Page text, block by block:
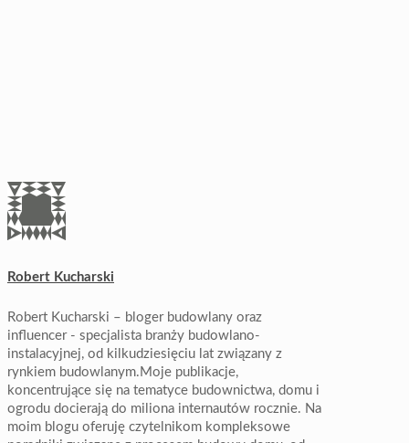
Robert Kucharski
Robert Kucharski – bloger budowlany oraz
influencer - specjalista branży budowlano-
instalacyjnej, od kilkudziesięciu lat związany z
rynkiem budowlanym.Moje publikacje,
koncentrujące się na tematyce budownictwa, domu i
ogrodu docierają do miliona internautów rocznie. Na
moim blogu oferuję czytelnikom kompleksowe